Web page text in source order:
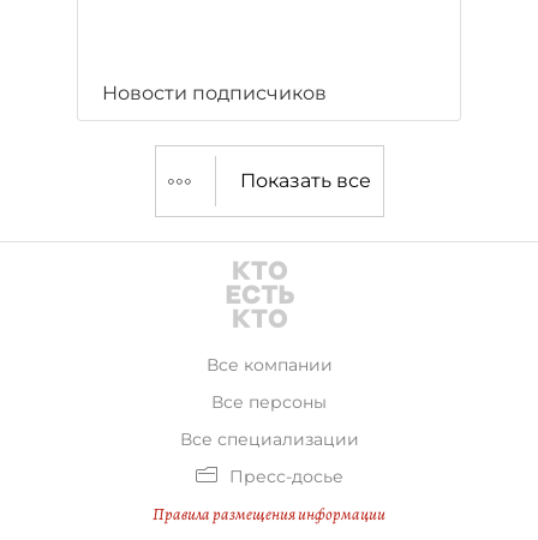
Новости подписчиков
Показать все
Все компании
Все персоны
Все специализации
Пресс-досье
Правила размещения информации